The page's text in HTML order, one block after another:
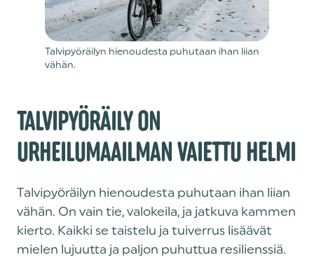
Talvipyöräilyn hienoudesta puhutaan ihan liian
vähän.
TALVIPYÖRÄILY ON
URHEILUMAAILMAN VAIETTU HELMI
Talvipyöräilyn hienoudesta puhutaan ihan liian
vähän. On vain tie, valokeila, ja jatkuva kammen
kierto. Kaikki se taistelu ja tuiverrus lisäävät
mielen lujuutta ja paljon puhuttua resilienssiä.